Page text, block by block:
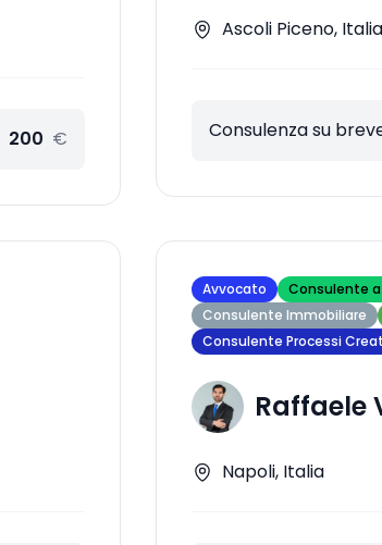
200 €
Ascoli Piceno, Italia
Consulenza su
Avvocato
Consulente
Consulente Immobiliare
Consulente Processi
Raffaele
Napoli, Italia